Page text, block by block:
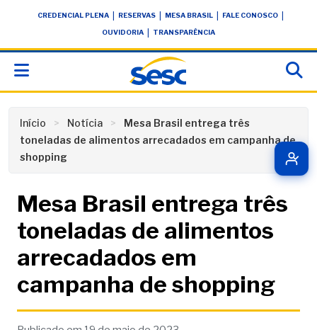
conteúdoCREDENCIAL PLENA RESERVAS MESA BRASIL FALE CONOSCO
OUVIDORIA TRANSPARÊNCIA
Início Notícia
Mesa Brasil entrega três
toneladas de alimentos arrecadados em campanha de
shopping
Mesa Brasil entrega três
toneladas de alimentos
arrecadados em
campanha de shopping